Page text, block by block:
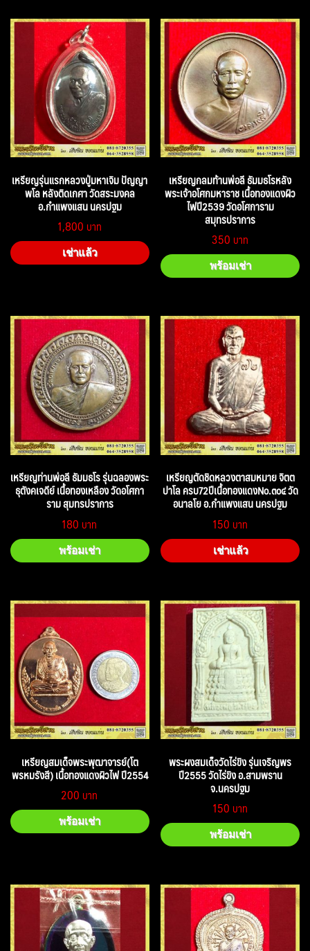
เหรียญรุ่นแรกหลวงปู่มหาเจิม ปัญญา
พโล หลังติดเกศา วัดสระมงคล
อ.กำแพงแสน นครปฐม
1,800
เช่าแล้ว
เหรียญกลมท้านพ่อลี ธัมมธโรหลัง
พระเจ้าอโศกมหาราช เนื้อทองแดงผิว
ไฟปี2539 วัดอโศการาม
สมุทรปราการ
350
พร้อมเช่า
เหรียญท่านพ่อลี ธัมมธโร รุ่นฉลองพระ
ธุตังคเจดีย์ เนื้อทองเหลือง วัดอโศกา
ราม สุมทรปราการ
180
พร้อมเช่า
เหรียญตัดชิดหลวงตาสมหมาย จิตต
ปาโล ครบ72ปีเนื้อทองแดงNo.๓๐๔ วัด
อนาลโย อ.กำแพงแสน นครปฐม
150
เช่าแล้ว
เหรียญสมเด็จพระพุฒาจารย์(โต
พรหมรังสี) เนื้อทองแดงผิวไฟ ปี2554
200
พร้อมเช่า
พระผงสมเด็จวัดไร่ขิง รุ่นเจริญพร
ปี2555 วัดไร่ขิง อ.สามพราน
จ.นครปฐม
150
พร้อมเช่า